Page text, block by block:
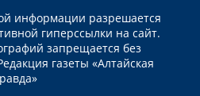
информации разрешается
гиперссылки на сайт.
запрещается без
газеты «Алтайская